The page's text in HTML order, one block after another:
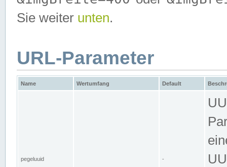
Sie weiter unten.
URL-Parameter
Name Wertumfang Default
pegeluuid -